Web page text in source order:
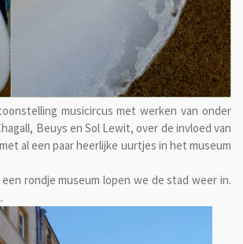
musicircus met werken van onder
Beuys en Sol Lewit, over de invloed van
al een paar heerlijke uurtjes in het museum
rondje museum lopen we de stad weer in.